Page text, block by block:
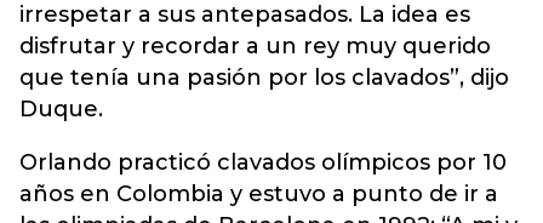
irrespetar a sus antepasados. La idea es
disfrutar y recordar a un rey muy querido
que tenía una pasión por los clavados”, dijo
Duque.
Orlando practicó clavados olímpicos por 10
años en Colombia y estuvo a punto de ir a